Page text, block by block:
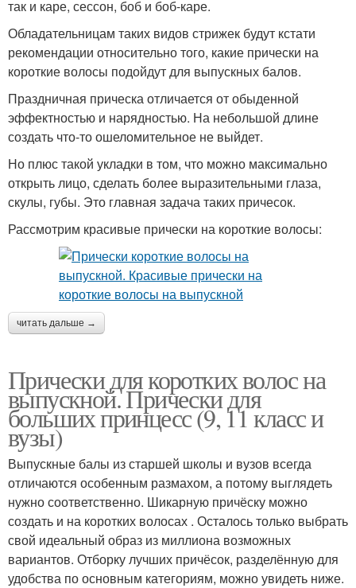
так и каре, сессон, боб и боб-каре.
Обладательницам таких видов стрижек будут кстати
рекомендации относительно того, какие прически на
короткие волосы подойдут для выпускных балов.
Праздничная прическа отличается от обыденной
эффектностью и нарядностью. На небольшой длине
создать что-то ошеломительное не выйдет.
Но плюс такой укладки в том, что можно максимально
открыть лицо, сделать более выразительными глаза,
скулы, губы. Это главная задача таких причесок.
Рассмотрим красивые прически на короткие волосы:
читать дальше →
Прически для коротких волос на
выпускной. Прически для
больших принцесс (9, 11 класс и
вузы)
Выпускные балы из старшей школы и вузов всегда
отличаются особенным размахом, а потому выглядеть
нужно соответственно. Шикарную причёску можно
создать и на коротких волосах . Осталось только выбрать
свой идеальный образ из миллиона возможных
вариантов. Отборку лучших причёсок, разделённую для
удобства по основным категориям, можно увидеть ниже.